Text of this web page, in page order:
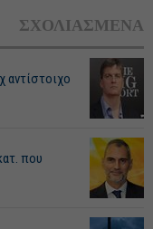
ΣΧΟΛΙΑΣΜΕΝΑ
αντίστοιχο
που